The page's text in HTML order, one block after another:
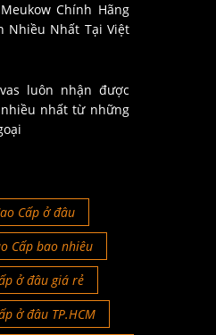
Chính Hãng
Nhiều Nhất Tại Việt
luôn nhận được
nhất từ những
Cấp ở đâu
Cấp bao nhiêu
ở đâu giá rẻ
ở đâu TP.HCM